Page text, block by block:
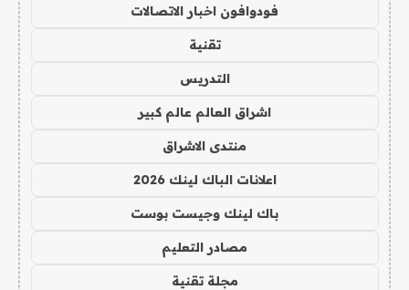
فودوافون اخبار الاتصالات
تقنية
التدريس
اشراق العالم عالم كبير
منتدى الاشراق
اعلانات الباك لينك 2026
باك لينك وجيست بوست
مصادر التعليم
مجلة تقنية